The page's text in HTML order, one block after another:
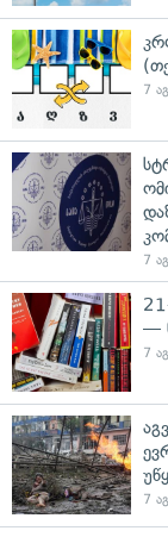
7
7
—
7
7